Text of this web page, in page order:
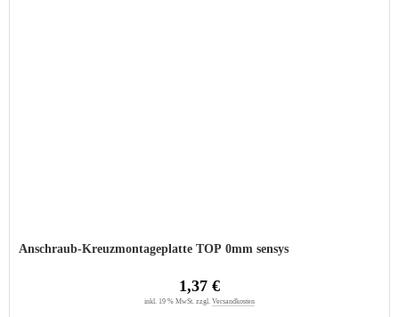
Anschraub-Kreuzmontageplatte TOP 0mm sensys
1,37 €
inkl. 19 % MwSt. zzgl. Versandkosten